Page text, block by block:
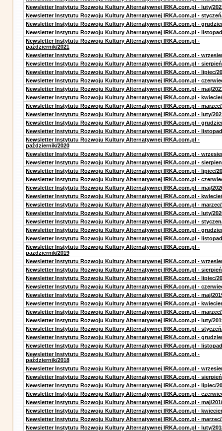
Newsletter Instytutu Rozwoju Kultury Alternatywnej IRKA.com.pl - luty/
Newsletter Instytutu Rozwoju Kultury Alternatywnej IRKA.com.pl -
Newsletter Instytutu Rozwoju Kultury Alternatywnej IRKA.com.pl -
Newsletter Instytutu Rozwoju Kultury Alternatywnej IRKA.com.pl -
Newsletter Instytutu Rozwoju Kultury Alternatywnej IRKA.com.pl -
październik/2021
Newsletter Instytutu Rozwoju Kultury Alternatywnej IRKA.com.pl -
Newsletter Instytutu Rozwoju Kultury Alternatywnej IRKA.com.pl -
Newsletter Instytutu Rozwoju Kultury Alternatywnej IRKA.com.pl - lipiec/
Newsletter Instytutu Rozwoju Kultury Alternatywnej IRKA.com.pl -
Newsletter Instytutu Rozwoju Kultury Alternatywnej IRKA.com.pl - maj/
Newsletter Instytutu Rozwoju Kultury Alternatywnej IRKA.com.pl -
Newsletter Instytutu Rozwoju Kultury Alternatywnej IRKA.com.pl - marzec/
Newsletter Instytutu Rozwoju Kultury Alternatywnej IRKA.com.pl - luty/
Newsletter Instytutu Rozwoju Kultury Alternatywnej IRKA.com.pl -
Newsletter Instytutu Rozwoju Kultury Alternatywnej IRKA.com.pl -
Newsletter Instytutu Rozwoju Kultury Alternatywnej IRKA.com.pl -
październik/2020
Newsletter Instytutu Rozwoju Kultury Alternatywnej IRKA.com.pl -
Newsletter Instytutu Rozwoju Kultury Alternatywnej IRKA.com.pl -
Newsletter Instytutu Rozwoju Kultury Alternatywnej IRKA.com.pl - lipiec/
Newsletter Instytutu Rozwoju Kultury Alternatywnej IRKA.com.pl -
Newsletter Instytutu Rozwoju Kultury Alternatywnej IRKA.com.pl - maj/
Newsletter Instytutu Rozwoju Kultury Alternatywnej IRKA.com.pl -
Newsletter Instytutu Rozwoju Kultury Alternatywnej IRKA.com.pl - marzec/
Newsletter Instytutu Rozwoju Kultury Alternatywnej IRKA.com.pl - luty/
Newsletter Instytutu Rozwoju Kultury Alternatywnej IRKA.com.pl -
Newsletter Instytutu Rozwoju Kultury Alternatywnej IRKA.com.pl -
Newsletter Instytutu Rozwoju Kultury Alternatywnej IRKA.com.pl -
Newsletter Instytutu Rozwoju Kultury Alternatywnej IRKA.com.pl -
pazdziernik/2019
Newsletter Instytutu Rozwoju Kultury Alternatywnej IRKA.com.pl -
Newsletter Instytutu Rozwoju Kultury Alternatywnej IRKA.com.pl -
Newsletter Instytutu Rozwoju Kultury Alternatywnej IRKA.com.pl - lipiec/
Newsletter Instytutu Rozwoju Kultury Alternatywnej IRKA.com.pl -
Newsletter Instytutu Rozwoju Kultury Alternatywnej IRKA.com.pl - maj/
Newsletter Instytutu Rozwoju Kultury Alternatywnej IRKA.com.pl -
Newsletter Instytutu Rozwoju Kultury Alternatywnej IRKA.com.pl - marzec/
Newsletter Instytutu Rozwoju Kultury Alternatywnej IRKA.com.pl - luty/
Newsletter Instytutu Rozwoju Kultury Alternatywnej IRKA.com.pl -
Newsletter Instytutu Rozwoju Kultury Alternatywnej IRKA.com.pl -
Newsletter Instytutu Rozwoju Kultury Alternatywnej IRKA.com.pl -
Newsletter Instytutu Rozwoju Kultury Alternatywnej IRKA.com.pl -
październik/2018
Newsletter Instytutu Rozwoju Kultury Alternatywnej IRKA.com.pl -
Newsletter Instytutu Rozwoju Kultury Alternatywnej IRKA.com.pl -
Newsletter Instytutu Rozwoju Kultury Alternatywnej IRKA.com.pl - lipiec/
Newsletter Instytutu Rozwoju Kultury Alternatywnej IRKA.com.pl -
Newsletter Instytutu Rozwoju Kultury Alternatywnej IRKA.com.pl - maj/
Newsletter Instytutu Rozwoju Kultury Alternatywnej IRKA.com.pl -
Newsletter Instytutu Rozwoju Kultury Alternatywnej IRKA.com.pl - marzec/
Newsletter Instytutu Rozwoju Kultury Alternatywnej IRKA.com.pl - luty/